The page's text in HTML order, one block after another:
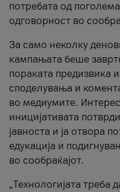
потребата од
одговорност во
За само неколку
кампањата беше
пораката предизвика
споделувања и
во медиумите.
иницијативата
јавноста и ја отвора
едукација и
во сообраќајот.
„Технологијата треба